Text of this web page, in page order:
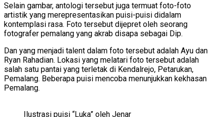
Selain gambar, antologi tersebut juga termuat foto-foto
artistik yang merepresentasikan puisi-puisi didalam
kontemplasi rasa. Foto tersebut dijepret oleh seorang
fotografer pemalang yang akrab disapa sebagai Dip.
Dan yang menjadi talent dalam foto tersebut adalah Ayu dan
Ryan Rahadian. Lokasi yang melatari foto tersebut adalah
salah satu pantai yang terletak di Kendalrejo, Petarukan,
Pemalang. Beberapa puisi mencoba menunjukkan kekhasan
Pemalang.
Ilustrasi puisi “Luka” oleh Jenar